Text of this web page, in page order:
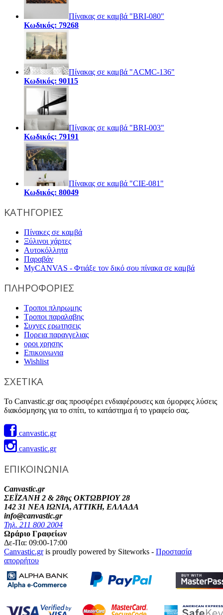
Πίνακας σε καμβά "BRI-080"
Κωδικός: 79268
Πίνακας σε καμβά "ACMC-136"
Κωδικός: 90115
Πίνακας σε καμβά "BRI-003"
Κωδικός: 79191
Πίνακας σε καμβά "CIE-081"
Κωδικός: 80049
ΚΑΤΗΓΟΡΙΕΣ
Πίνακες σε καμβά
Ξύλινοι χάρτες
Αυτοκόλλητα
Παραβάν
MyCANVAS - Φτιάξε τον δικό σου πίνακα σε καμβά
ΠΛΗΡΟΦΟΡΙΕΣ
Τροποι πληρωμης
Τροποι παραλαβης
Συχνες ερωτησεις
Πορεια παραγγελιας
οροι χρησης
Επικοινωνια
Wishlist
ΣΧΕΤΙΚΑ
Το Canvastic.gr σας προσφέρει ενδιαφέρουσες και όμορφες λύσεις
διακόσμησης για το σπίτι, το κατάστημα ή το γραφείο σας.
canvastic.gr
canvastic.gr
ΕΠΙΚΟΙΝΩΝΙΑ
Canvastic.gr
ΣΕΪΖΑΝΗ 2 & 28ης ΟΚΤΩΒΡΙΟΥ 28
142 31 ΝΕΑ ΙΩΝΙΑ, ΑΤΤΙΚΗ, ΕΛΛΑΔΑ
info@canvastic.gr
Τηλ. 211 800 2004
Ωράριο Γραφείων
Δε-Πα: 09:00-17:00
Canvastic.gris proudly powered by Siteworks - Προστασία
απορρήτου